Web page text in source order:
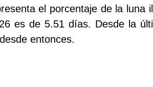
el porcentaje de la luna
es de 5.51 días. Desde la
entonces.